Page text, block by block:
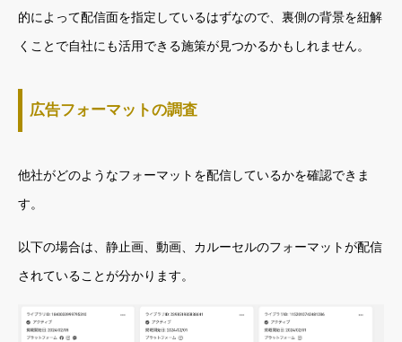
的によって配信面を指定しているはずなので、裏側の背景を紐解
くことで自社にも活用できる施策が見つかるかもしれません。
広告フォーマットの調査
他社がどのようなフォーマットを配信しているかを確認できま
す。
以下の場合は、静止画、動画、カルーセルのフォーマットが配信
されていることが分かります。